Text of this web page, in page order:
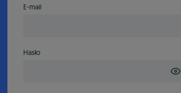
E-mail
Hasło